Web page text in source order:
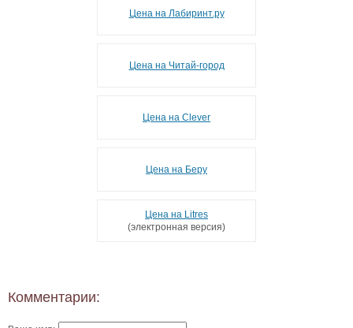
Цена на Лабиринт.ру
Цена на Читай-город
Цена на Clever
Цена на Беру
Цена на Litres
(электронная версия)
Комментарии: